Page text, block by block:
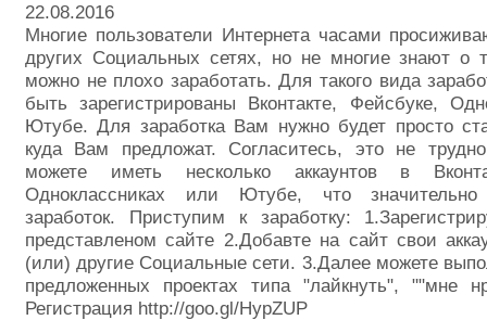
22.08.2016
Многие пользователи Интернета часами
других Социальных сетях, но не многие знают о
можно не плохо заработать. Для такого вида
быть зарегистрированы Вконтакте, Фейсбуке,
Ютубе. Для заработка Вам нужно будет просто
куда Вам предложат. Согласитесь, это не
можете иметь несколько аккаунтов в
Одноклассниках или Ютубе, что
заработок. Приступим к заработку:
представленом сайте 2.Добавте на сайт свои
(или) другие Социальные сети. 3.Далее можете
предложенных проектах типа "лайкнуть", ""мне
Регистрация http://goo.gl/HypZUP